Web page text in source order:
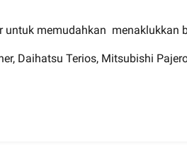
memudahkan menaklukkan
Daihatsu Terios, Mitsubishi